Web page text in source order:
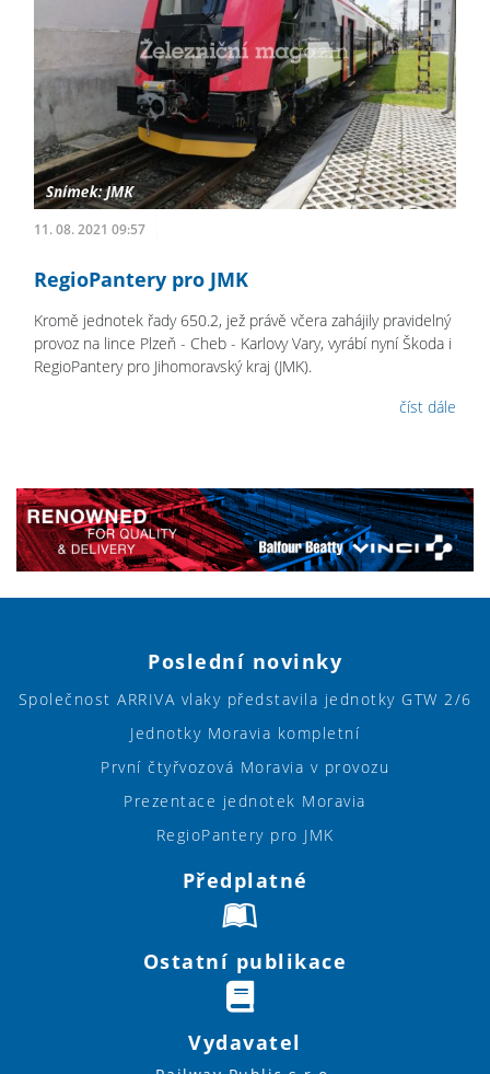
11. 08. 2021 09:57
RegioPantery pro JMK
Kromě jednotek řady 650.2, jež právě včera zahájily pravidelný
provoz na lince Plzeň - Cheb - Karlovy Vary, vyrábí nyní Škoda i
RegioPantery pro Jihomoravský kraj (JMK).
číst dále
Poslední novinky
Společnost ARRIVA vlaky představila jednotky GTW 2/6
Jednotky Moravia kompletní
První čtyřvozová Moravia v provozu
Prezentace jednotek Moravia
RegioPantery pro JMK
Předplatné
Ostatní publikace
Vydavatel